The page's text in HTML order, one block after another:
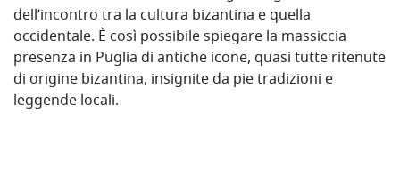
dell’incontro tra la cultura bizantina e quella
occidentale. È così possibile spiegare la massiccia
presenza in Puglia di antiche icone, quasi tutte ritenute
di origine bizantina, insignite da pie tradizioni e
leggende locali.